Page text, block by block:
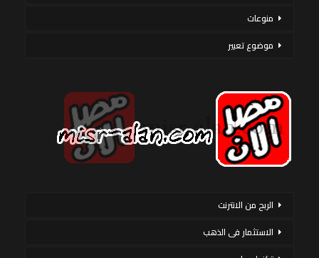
منوعات
موضوع تعبير
الربح من الانترنت
الاستثمار فى الذهب